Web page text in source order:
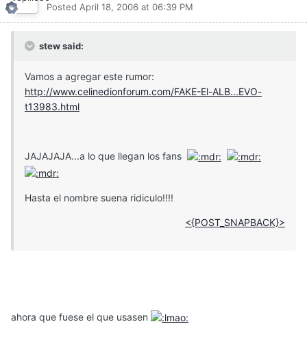
Posted April 18, 2006 at 06:39 PM
stew said:
Vamos a agregar este rumor:
http://www.celinedionforum.com/FAKE-El-ALB...EVO-
t13983.html
JAJAJAJA...a lo que llegan los fans
Hasta el nombre suena ridiculo!!!!
<{POST_SNAPBACK}>
ahora que fuese el que usasen